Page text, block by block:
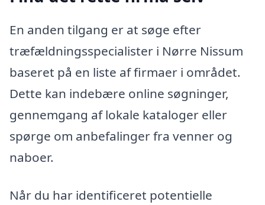
En anden tilgang er at søge efter
træfældningsspecialister i Nørre Nissum
baseret på en liste af firmaer i området.
Dette kan indebære online søgninger,
gennemgang af lokale kataloger eller
spørge om anbefalinger fra venner og
naboer.
Når du har identificeret potentielle